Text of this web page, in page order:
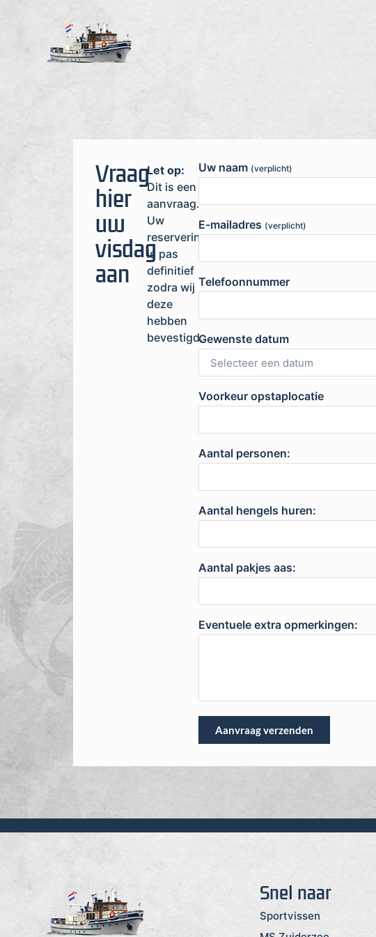
Vraag
hier
uw
visdag
aan
Let op:
Dit is een
aanvraag.
Uw
reservering
is pas
definitief
zodra wij
deze
hebben
bevestigd.
Uw naam (verplicht)
E-mailadres (verplicht)
Telefoonnummer
Gewenste datum
Voorkeur opstaplocatie
Aantal personen:
Aantal hengels huren:
Aantal pakjes aas:
Eventuele extra opmerkingen:
Aanvraag verzenden
Snel naar
Sportvissen